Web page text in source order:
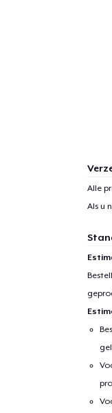
Alle
Als u